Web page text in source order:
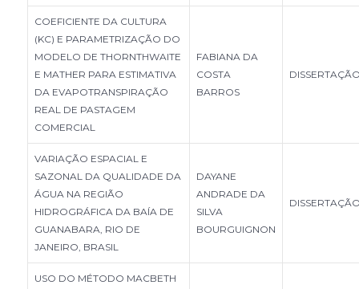
COEFICIENTE DA CULTURA
(KC) E PARAMETRIZAÇÃO DO
MODELO DE THORNTHWAITE
E MATHER PARA ESTIMATIVA
DA EVAPOTRANSPIRAÇÃO
REAL DE PASTAGEM
COMERCIAL
FABIANA DA
COSTA
BARROS
VARIAÇÃO ESPACIAL E
SAZONAL DA QUALIDADE DA
ÁGUA NA REGIÃO
HIDROGRÁFICA DA BAÍA DE
GUANABARA, RIO DE
JANEIRO, BRASIL
DAYANE
ANDRADE DA
SILVA
BOURGUIGNON
USO DO MÉTODO MACBETH